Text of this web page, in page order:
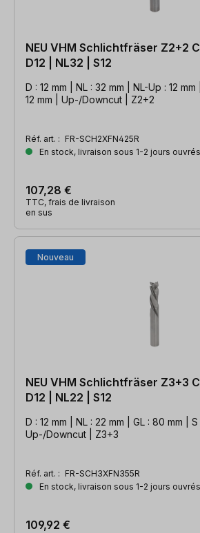
NEU VHM Schlichtfräser Z2+2
D12 | NL32 | S12
D : 12 mm | NL : 32 mm | NL-Up : 12
12 mm | Up-/Downcut | Z2+2
Réf. art. : FR-SCH2XFN425R
En stock, livraison sous 1-2 jours ouvrés
107,28 €
TTC, frais de livraison
en sus
Nouveau
NEU VHM Schlichtfräser Z3+3
D12 | NL22 | S12
D : 12 mm | NL : 22 mm | GL : 80 mm | S :
Up-/Downcut | Z3+3
Réf. art. : FR-SCH3XFN355R
En stock, livraison sous 1-2 jours ouvrés
109,92 €